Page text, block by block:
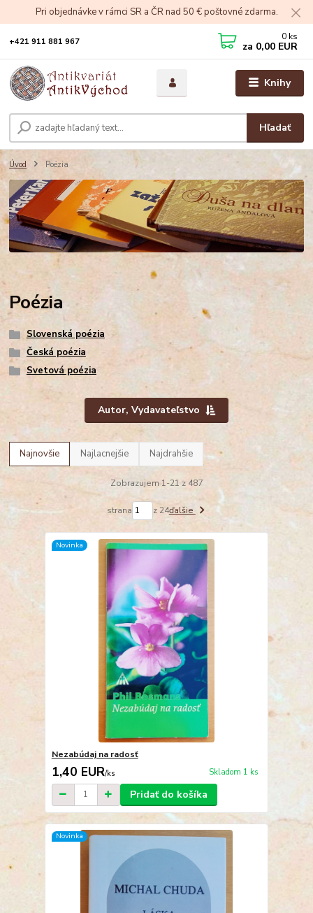
Pri objednávke v rámci SR a ČR nad 50 € poštovné zdarma.
Knihy
Hľadať
+421 911 881 967 0 ks
za 0,00 EUR
Úvod Poézia
Poézia
Slovenská poézia
Česká poézia
Svetová poézia
Autor, Vydavateľstvo
Najnovšie Najlacnejšie Najdrahšie
Zobrazujem 1-21 z 487
strana z 24ďalšie
Novinka
Nezabúdaj na radosť
1,40 EUR/ks Skladom 1 ks
Pridať do košíka
Novinka